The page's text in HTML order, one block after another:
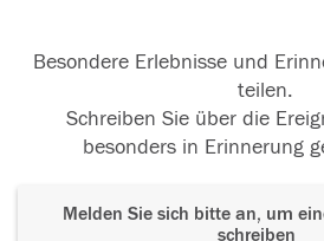
Besondere Erlebnisse und
teilen.
Schreiben Sie über die
besonders in Erinnerung
Melden Sie sich bitte an, um
schreiben